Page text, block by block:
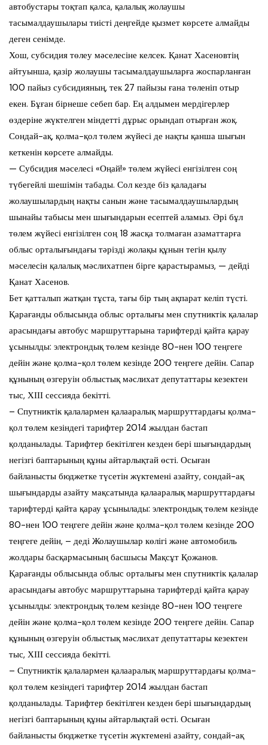
автобустары тоқтап қалса, қалалық жолаушы
тасымалдаушылары тиісті деңгейде қызмет көрсете алмайды
деген сенімде.
Хош, субсидия төлеу мәселесіне келсек. Қанат Хасеновтің
айтуынша, қазір жолаушы тасымалдаушыларға жоспарланған
100 пайыз субсидияның, тек 27 пайызы ғана төленіп отыр
екен. Бұған бірнеше себеп бар. Ең алдымен мердігерлер
өздеріне жүктелген міндетті дұрыс орындап отырған жоқ.
Сондай-ақ, қолма-қол төлем жүйесі де нақты қанша шығын
кеткенін көрсете алмайды.
— Субсидия мәселесі «Оңай!» төлем жүйесі енгізілген соң
түбегейлі шешімін табады. Сол кезде біз қаладағы
жолаушылардың нақты санын және тасымалдаушылардың
шынайы табысы мен шығындарын есептей аламыз. Әрі бұл
төлем жүйесі енгізілген соң 18 жасқа толмаған азаматтарға
облыс орталығындағы тәрізді жолақы құнын тегін қылу
мәселесін қалалық мәслихатпен бірге қарастырамыз, — дейді
Қанат Хасенов.
Бет қатталып жатқан тұста, тағы бір тың ақпарат келіп түсті.
Қарағанды облысында облыс орталығы мен спутниктік қалалар
арасындағы автобус маршруттарына тарифтерді қайта қарау
ұсынылды: электрондық төлем кезінде 80-нен 100 теңгеге
дейін және қолма-қол төлем кезінде 200 теңгеге дейін. Сапар
құнының өзгеруін облыстық мәслихат депутаттары кезектен
тыс, ХІІІ сессияда бекітті.
– Спутниктік қалалармен қалааралық маршруттардағы қолма-
қол төлем кезіндегі тарифтер 2014 жылдан бастап
қолданылады. Тарифтер бекітілген кезден бері шығындардың
негізгі баптарының құны айтарлықтай өсті. Осыған
байланысты бюджетке түсетін жүктемені азайту, сондай-ақ
шығындарды азайту мақсатында қалааралық маршруттардағы
тарифтерді қайта қарау ұсынылады: электрондық төлем кезінде
80-нен 100 теңгеге дейін және қолма-қол төлем кезінде 200
теңгеге дейін, – деді Жолаушылар көлігі және автомобиль
жолдары басқармасының басшысы Мақсұт Қожанов.
Қарағанды облысында облыс орталығы мен спутниктік қалалар
арасындағы автобус маршруттарына тарифтерді қайта қарау
ұсынылды: электрондық төлем кезінде 80-нен 100 теңгеге
дейін және қолма-қол төлем кезінде 200 теңгеге дейін. Сапар
құнының өзгеруін облыстық мәслихат депутаттары кезектен
тыс, ХІІІ сессияда бекітті.
– Спутниктік қалалармен қалааралық маршруттардағы қолма-
қол төлем кезіндегі тарифтер 2014 жылдан бастап
қолданылады. Тарифтер бекітілген кезден бері шығындардың
негізгі баптарының құны айтарлықтай өсті. Осыған
байланысты бюджетке түсетін жүктемені азайту, сондай-ақ